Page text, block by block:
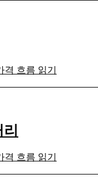
흐름 읽기
흐름 읽기